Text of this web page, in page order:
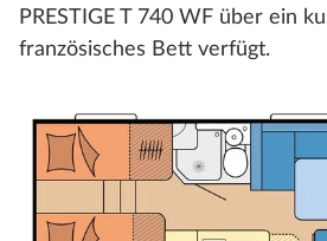
PRESTIGE T 740 WF über ein
französisches Bett verfügt.